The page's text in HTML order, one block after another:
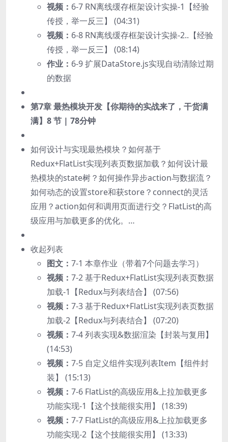
视频： 6-7 RN离线缓存框架设计实操-1【经验
传授，举一反三】 (04:31)
视频： 6-8 RN离线缓存框架设计实操-2..【经验
传授，举一反三】 (08:14)
作业： 6-9 扩展DataStore.js实现自动清除过期
的数据
第7章 最热模块开发【你期待的实战来了，干货满
满】 8 节 | 78分钟
如何设计与实现最热模块？如何基于
Redux+FlatList实现列表页数据加载？如何设计最
热模块的state树？如何操作异步action与数据流？
如何动态的设置store和获store？connect的灵活
应用？action如何和调用页面进行交？FlatList的高
级应用与加载更多的优化。…
收起列表
图文： 7-1 本章作业（带着7个问题去学习）
视频： 7-2 基于Redux+FlatList实现列表页数据
加载-1【Redux与列表结合】 (07:56)
视频： 7-3 基于Redux+FlatList实现列表页数据
加载-2【Redux与列表结合】 (07:20)
视频： 7-4 列表实现&数据渲染【封装与复用】
(14:53)
视频： 7-5 自定义组件实现列表Item【组件封
装】 (15:13)
视频： 7-6 FlatList的高级应用&上拉加载更多
功能实现-1【这个技能很实用】 (18:39)
视频： 7-7 FlatList的高级应用&上拉加载更多
功能实现-2【这个技能很实用】 (13:33)